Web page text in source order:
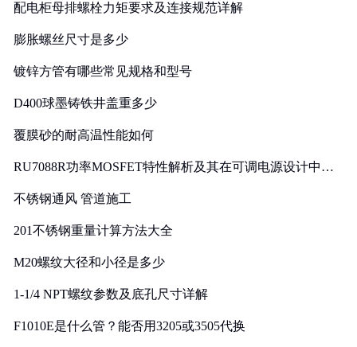
配电柜母排螺栓力矩要求及连接规范详解
膨胀螺丝尺寸是多少
镀锌方管有哪些常见规格和型号
D400球墨铸铁井盖重多少
覆膜砂的耐高温性能如何
RU7088R功率MOSFET特性解析及其在可调电源设计中的
不锈钢通风 管道施工
201不锈钢重量计算方法大全
M20螺纹大径和小径是多少
1-1/4 NPT螺纹参数及底孔尺寸详解
F1010E是什么管？能否用3205或3505代换